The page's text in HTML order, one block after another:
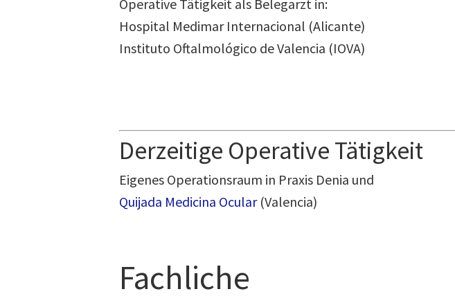
Operative Tätigkeit als Belegarzt in:
Hospital Medimar Internacional (Alicante)
Instituto Oftalmológico de Valencia (IOVA)
Derzeitige Operative Tätigkeit
Eigenes Operationsraum in Praxis Denia und
Quijada Medicina Ocular(Valencia)
Fachliche